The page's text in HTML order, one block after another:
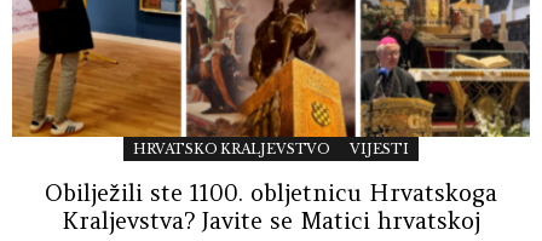
HRVATSKO KRALJEVSTVO VIJESTI
Obilježili ste 1100. obljetnicu Hrvatskoga
Kraljevstva? Javite se Matici hrvatskoj